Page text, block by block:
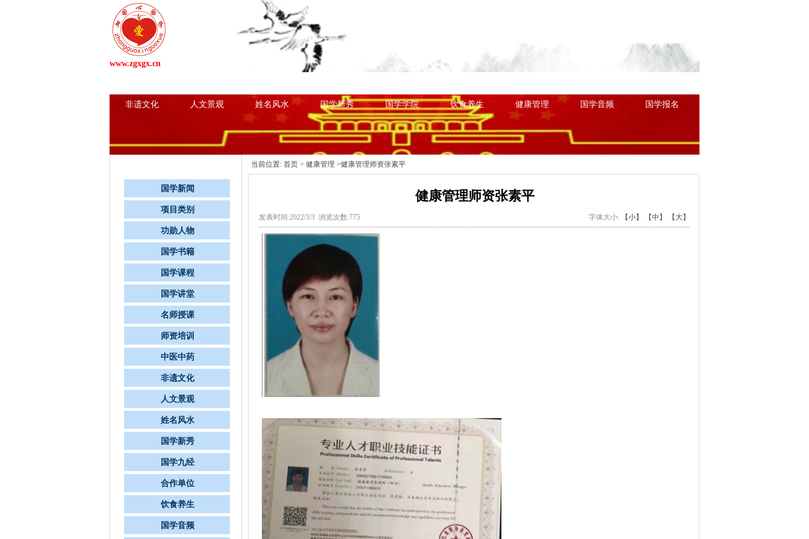
非遗文化 人文景观 姓名风水 国学新秀 国学学院 饮食养生 健康管理 国学音频 国学报名
www.zgxgx.cn
国学新闻
项目类别
功勋人物
国学书籍
国学课程
国学讲堂
名师授课
师资培训
中医中药
非遗文化
人文景观
姓名风水
国学新秀
国学九经
合作单位
饮食养生
国学音频
当前位置: 首页 > 健康管理 >健康管理师资张素平
健康管理师资张素平
发表时间:2022/3/3 浏览次数:775 字体大小: 【小】 【中】 【大】